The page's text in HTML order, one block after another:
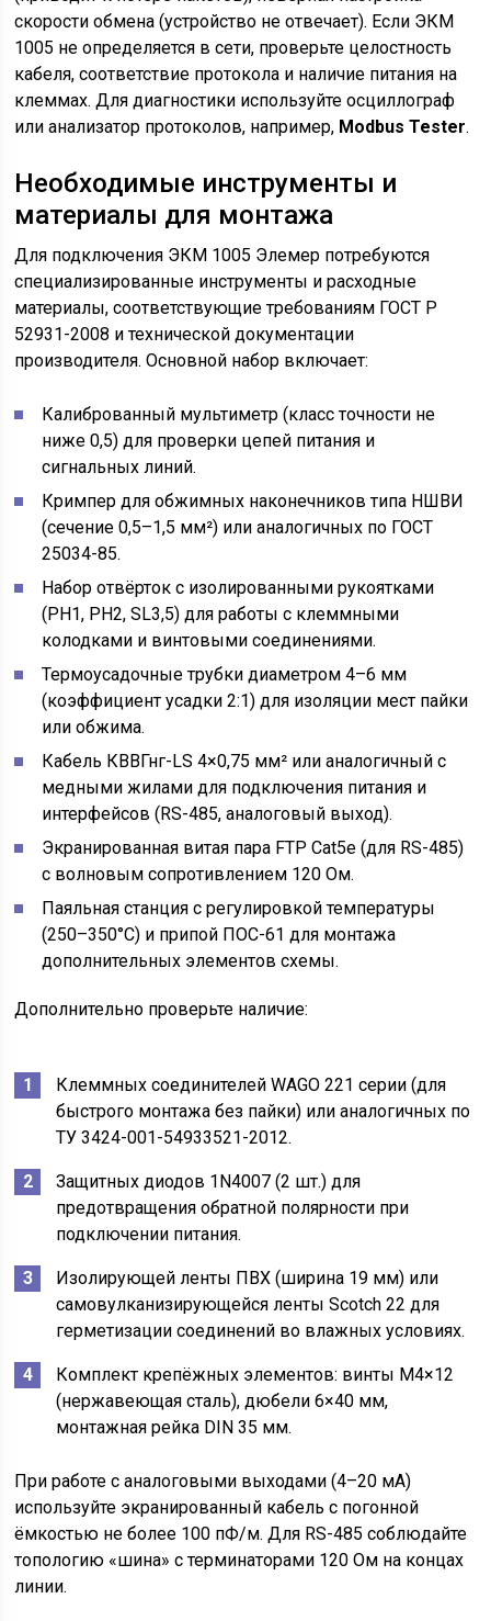
скорости обмена (устройство не отвечает). Если ЭКМ
1005 не определяется в сети, проверьте целостность
кабеля, соответствие протокола и наличие питания на
клеммах. Для диагностики используйте осциллограф
или анализатор протоколов, например, Modbus Tester.
Необходимые инструменты и
материалы для монтажа
Для подключения ЭКМ 1005 Элемер потребуются
специализированные инструменты и расходные
материалы, соответствующие требованиям ГОСТ Р
52931-2008 и технической документации
производителя. Основной набор включает:
Калиброванный мультиметр (класс точности не
ниже 0,5) для проверки цепей питания и
сигнальных линий.
Кримпер для обжимных наконечников типа НШВИ
(сечение 0,5–1,5 мм²) или аналогичных по ГОСТ
25034-85.
Набор отвёрток с изолированными рукоятками
(PH1, PH2, SL3,5) для работы с клеммными
колодками и винтовыми соединениями.
Термоусадочные трубки диаметром 4–6 мм
(коэффициент усадки 2:1) для изоляции мест пайки
или обжима.
Кабель КВВГнг-LS 4×0,75 мм² или аналогичный с
медными жилами для подключения питания и
интерфейсов (RS-485, аналоговый выход).
Экранированная витая пара FTP Cat5e (для RS-485)
с волновым сопротивлением 120 Ом.
Паяльная станция с регулировкой температуры
(250–350°C) и припой ПОС-61 для монтажа
дополнительных элементов схемы.
Дополнительно проверьте наличие:
Клеммных соединителей WAGO 221 серии (для
быстрого монтажа без пайки) или аналогичных по
ТУ 3424-001-54933521-2012.
Защитных диодов 1N4007 (2 шт.) для
предотвращения обратной полярности при
подключении питания.
Изолирующей ленты ПВХ (ширина 19 мм) или
самовулканизирующейся ленты Scotch 22 для
герметизации соединений во влажных условиях.
Комплект крепёжных элементов: винты М4×12
(нержавеющая сталь), дюбели 6×40 мм,
монтажная рейка DIN 35 мм.
При работе с аналоговыми выходами (4–20 мА)
используйте экранированный кабель с погонной
ёмкостью не более 100 пФ/м. Для RS-485 соблюдайте
топологию «шина» с терминаторами 120 Ом на концах
линии.